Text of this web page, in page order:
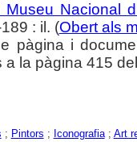
Museu Nacional
: il. (Obert als
pàgina i
a la pàgina 415
; Pintors ; Iconografia; Art